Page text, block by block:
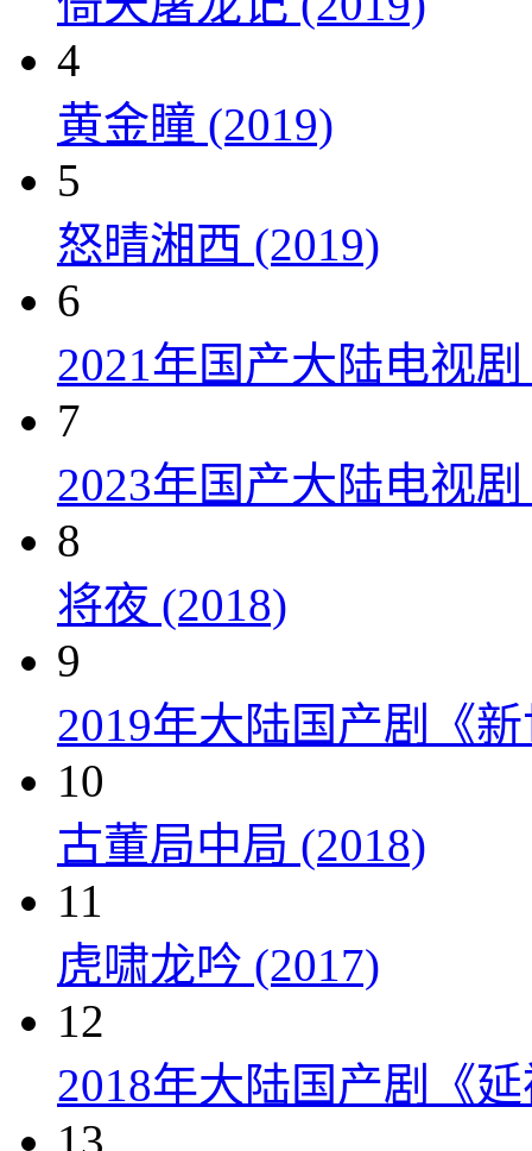
4
黄金瞳 (2019)
5
怒晴湘西 (2019)
6
2021年国产大陆电视
7
2023年国产大陆电视
8
将夜 (2018)
9
2019年大陆国产剧《
10
古董局中局 (2018)
11
虎啸龙吟 (2017)
12
2018年大陆国产剧《
13